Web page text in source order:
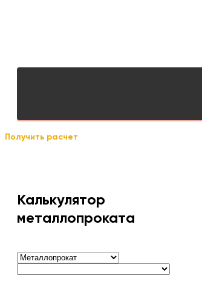
Получить расчет
Калькулятор
металлопроката